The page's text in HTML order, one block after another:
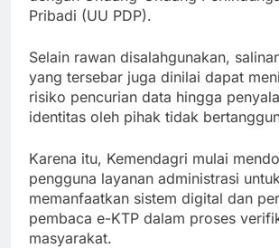
Pribadi (UU PDP).
Selain rawan disalahgunakan,
yang tersebar juga dinilai dapat
risiko pencurian data hingga
identitas oleh pihak tidak
Karena itu, Kemendagri mulai
pengguna layanan administrasi untuk
memanfaatkan sistem digital dan
pembaca e-KTP dalam proses
masyarakat.